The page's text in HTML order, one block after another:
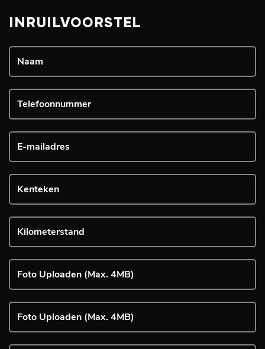
INRUILVOORSTEL
Foto Uploaden (Max. 4MB)
Foto Uploaden (Max. 4MB)